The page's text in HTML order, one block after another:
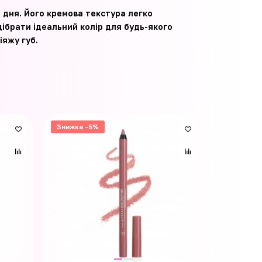
дня. Його кремова текстура легко
ідеальний колір для будь-якого
губ.
Знижка -5%